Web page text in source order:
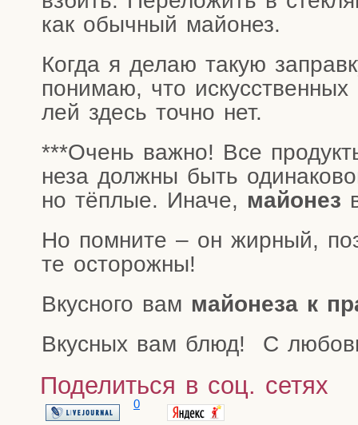
как обыч­ный майонез.
Когда я делаю такую
пони­маю, что
лей здесь точ­но нет.
***Очень важ­но! Все
не­за долж­ны быть
но тёп­лые. Ина­че, май­о­нез
Но помни­те – он жир­ный,
те осторожны!
Вкус­но­го вам май­о­не­за к
Вкус­ных вам блюд! С
Поделиться в соц. сетях
0